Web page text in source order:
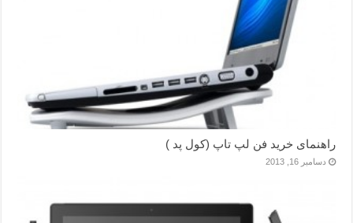
راهنمای خرید فن لپ تاپ (کول پد )
دسامبر 16, 2013